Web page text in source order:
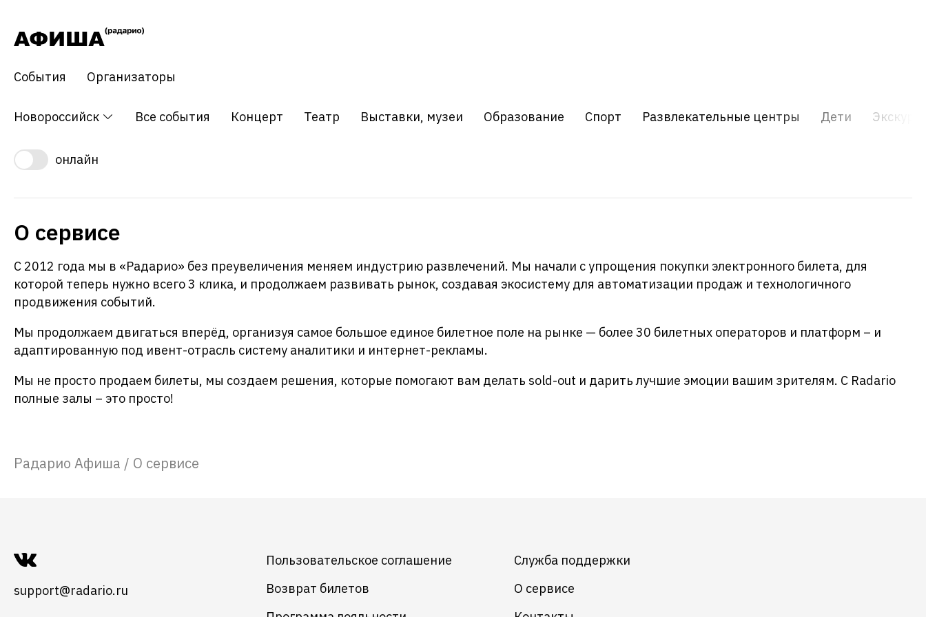
События Организаторы
Новороссийск Все события Концерт Театр Выставки, музеи Образование Спорт Развлекательные центры Дети
онлайн
О сервисе
С 2012 года мы в «Радарио» без преувеличения меняем индустрию развлечений. Мы начали с упрощения покупки электронного билета, для
которой теперь нужно всего 3 клика, и продолжаем развивать рынок, создавая экосистему для автоматизации продаж и технологичного
продвижения событий.
Мы продолжаем двигаться вперёд, организуя самое большое единое билетное поле на рынке — более 30 билетных операторов и платформ – и
адаптированную под ивент-отрасль систему аналитики и интернет-рекламы.
Мы не просто продаем билеты, мы создаем решения, которые помогают вам делать sold-out и дарить лучшие эмоции вашим зрителям. С Radario
полные залы – это просто!
Радарио Афиша / О сервисе
support@radario.ru
Пользовательское соглашение
Возврат билетов
Служба поддержки
О сервисе